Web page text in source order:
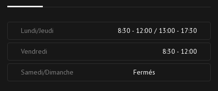
Lundi/Jeudi 8:30 - 12:00 / 13:00 - 17:30
Vendredi 8:30 - 12:00
Samedi/Dimanche Fermés